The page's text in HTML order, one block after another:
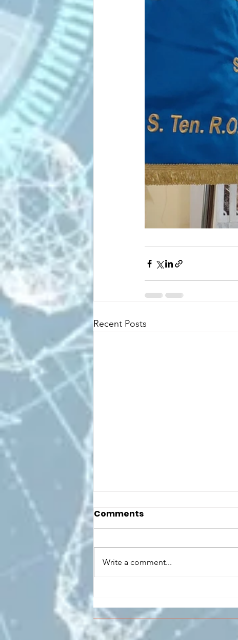
Recent Posts
PERCORSO DI
FORMAZIONE SCUOLA
LAVORO DEGLI STUDENTI
Comments
Write a comment...